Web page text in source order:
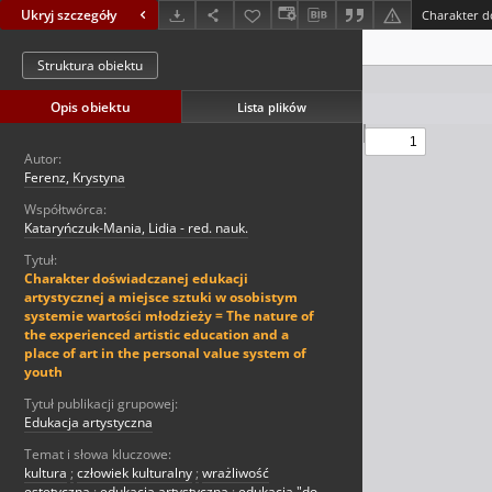
Ukryj szczegóły
Struktura obiektu
Opis obiektu Lista plików
Autor:
Ferenz, Krystyna
Współtwórca:
Kataryńczuk-Mania, Lidia - red. nauk.
Tytuł:
Charakter doświadczanej edukacji
artystycznej a miejsce sztuki w osobistym
systemie wartości młodzieży = The nature of
the experienced artistic education and a
place of art in the personal value system of
youth
Tytuł publikacji grupowej:
Edukacja artystyczna
Temat i słowa kluczowe:
kultura ; człowiek kulturalny ; wrażliwość